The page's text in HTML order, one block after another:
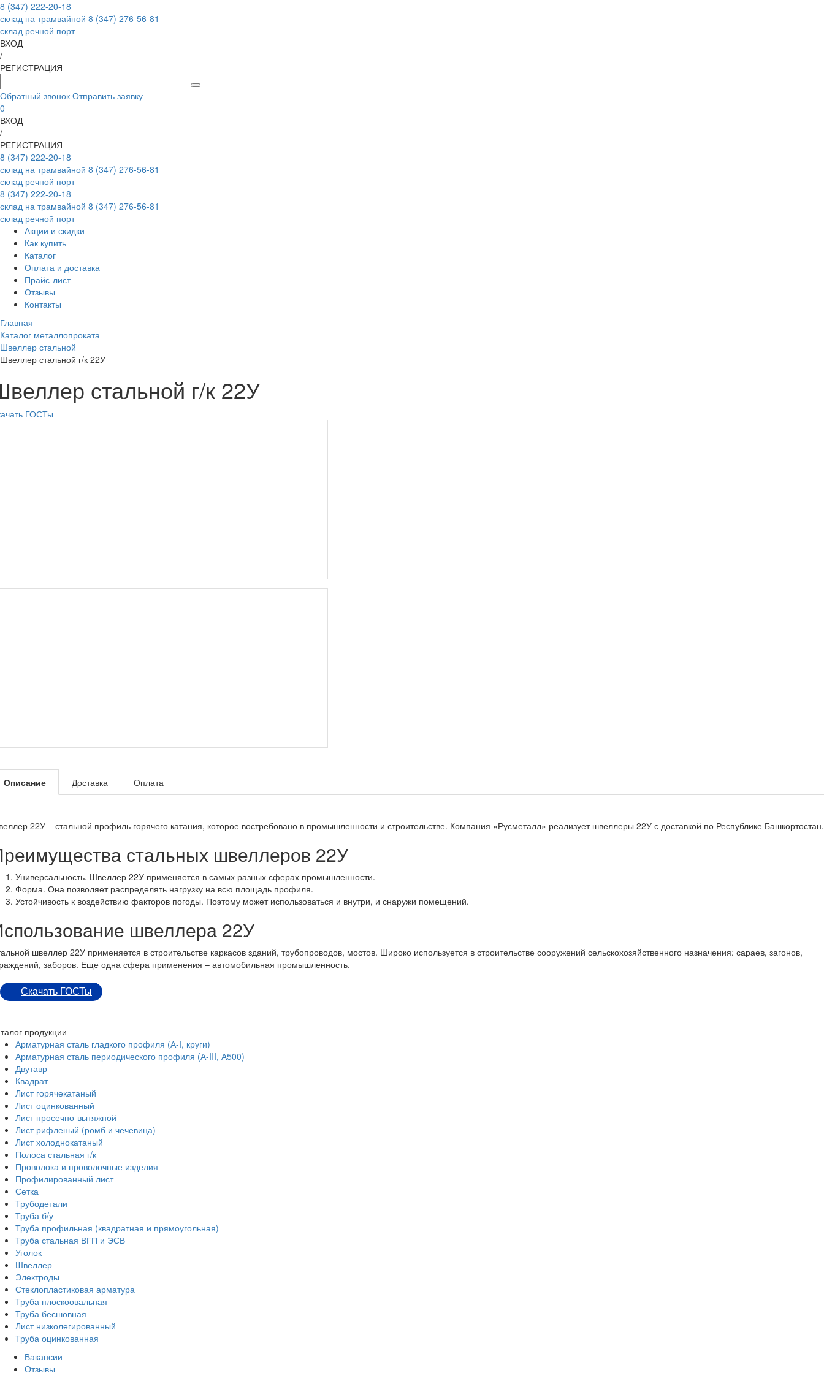
8 (347) 222-20-18
склад на трамвайной 8 (347) 276-56-81
склад речной порт
ВХОД
/
РЕГИСТРАЦИЯ
Обратный звонок Отправить заявку
0
ВХОД
/
РЕГИСТРАЦИЯ
8 (347) 222-20-18
склад на трамвайной 8 (347) 276-56-81
склад речной порт
8 (347) 222-20-18
склад на трамвайной 8 (347) 276-56-81
склад речной порт
Акции и скидки
Как купить
Каталог
Оплата и доставка
Прайс-лист
Отзывы
Контакты
Главная
Каталог металлопроката
Швеллер стальной
Швеллер стальной г/к 22У
стальной г/к 22У
ГОСТы
Описание Доставка Оплата
22У – стальной профиль горячего катания, которое востребовано в промышленности и строительстве. Компания «Русметалл» реализует швеллеры 22У с доставкой по Республике Башкортостан.
стальных швеллеров 22У
Универсальность. Швеллер 22У применяется в самых разных сферах промышленности.
Форма. Она позволяет распределять нагрузку на всю площадь профиля.
Устойчивость к воздействию факторов погоды. Поэтому может использоваться и внутри, и снаружи помещений.
швеллера 22У
швеллер 22У применяется в строительстве каркасов зданий, трубопроводов, мостов. Широко используется в строительстве сооружений сельскохозяйственного назначения: сараев, загонов,
заборов. Еще одна сфера применения – автомобильная промышленность.
Скачать ГОСТы
продукции
Арматурная сталь гладкого профиля (А-I, круги)
Арматурная сталь периодического профиля (А-III, А500)
Двутавр
Квадрат
Лист горячекатаный
Лист оцинкованный
Лист просечно-вытяжной
Лист рифленый (ромб и чечевица)
Лист холоднокатаный
Полоса стальная г/к
Проволока и проволочные изделия
Профилированный лист
Сетка
Трубодетали
Труба б/у
Труба профильная (квадратная и прямоугольная)
Труба стальная ВГП и ЭСВ
Уголок
Швеллер
Электроды
Стеклопластиковая арматура
Труба плоскоовальная
Труба бесшовная
Лист низколегированный
Труба оцинкованная
Вакансии
Отзывы